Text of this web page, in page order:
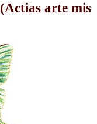
arte mis